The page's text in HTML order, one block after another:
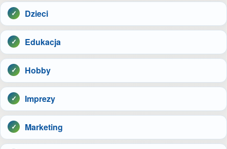
Dzieci
Edukacja
Hobby
Imprezy
Marketing